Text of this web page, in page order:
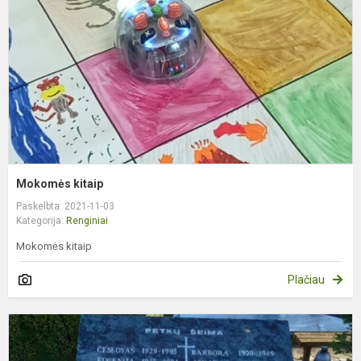
Mokomės kitaip
Paskelbta: 2021-11-03
Kategorija: Renginiai
Mokomės kitaip
Plačiau